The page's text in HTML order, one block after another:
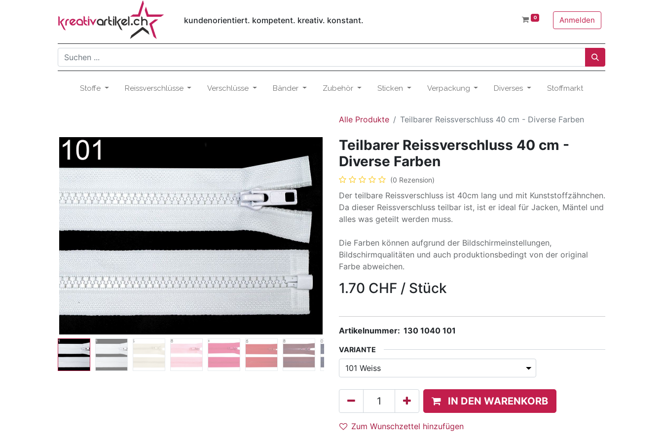
kundenorientiert. kompetent. kreativ. konstant. 0 Anmelden
Stoffe Reissverschlüsse Verschlüsse Bänder Zubehör Sticken Verpackung Diverses Stoffmarkt
Alle Produkte Teilbarer Reissverschluss 40 cm - Diverse Farben
Teilbarer Reissverschluss 40 cm -
Diverse Farben
(0 Rezension)
Der teilbare Reissverschluss ist 40cm lang und mit Kunststoffzähnchen.
Da dieser Reissverschluss teilbar ist, ist er ideal für Jacken, Mäntel und
alles was geteilt werden muss.
Die Farben können aufgrund der Bildschirmeinstellungen,
Bildschirmqualitäten und auch produktionsbedingt von der original
Farbe abweichen.
1.70 CHF / Stück
Artikelnummer: 130 1040 101
VARIANTE
IN DEN WARENKORB
Zum Wunschzettel hinzufügen